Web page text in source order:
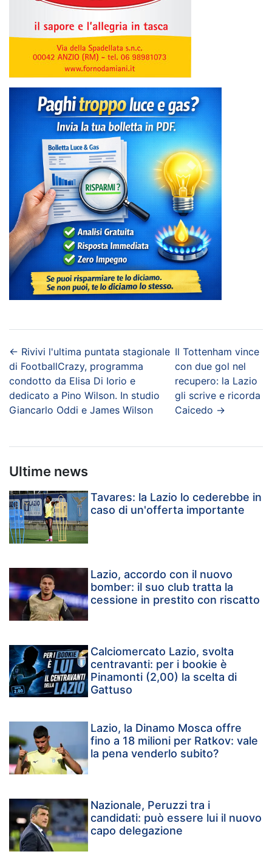
← Rivivi l'ultima puntata stagionale
di FootballCrazy, programma
condotto da Elisa Di Iorio e
dedicato a Pino Wilson. In studio
Giancarlo Oddi e James Wilson
Il Tottenham vince
con due gol nel
recupero: la Lazio
gli scrive e ricorda
Caicedo →
Ultime news
Tavares: la Lazio lo cederebbe in
caso di un'offerta importante
Lazio, accordo con il nuovo
bomber: il suo club tratta la
cessione in prestito con riscatto
Calciomercato Lazio, svolta
centravanti: per i bookie è
Pinamonti (2,00) la scelta di
Gattuso
Lazio, la Dinamo Mosca offre
fino a 18 milioni per Ratkov: vale
la pena venderlo subito?
Nazionale, Peruzzi tra i
candidati: può essere lui il nuovo
capo delegazione